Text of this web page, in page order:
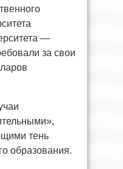
—
за свои
тень
образования.